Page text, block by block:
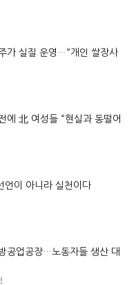
가 실질 운영…“개인 쌀장사
에 北 여성들 “현실과 동떨어
언이 아니라 실천이다
공업공장…노동자들 생산 대